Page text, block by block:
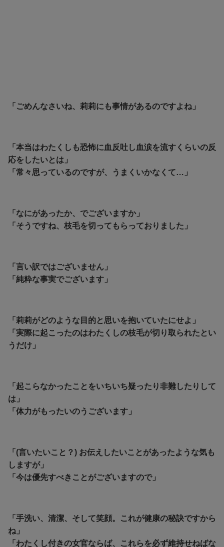
「ごめんなさいね、莉莉にも事情があるのですよね」
「本当はわたくしも恐怖に血反吐し血涙を流すくらいの反
応をしたいとは」
「常々思っているのですが、うまくいかなくて…」
「なにがあったか、でございますか」
「そうですね、枝毛を切ってもらっておりました」
「言い訳ではございません」
「純粋な事実でございます」
「莉莉がどのような目的と思いを抱いていたにせよ」
「実際に起こったのはわたくしの枝毛が切り取られたとい
うだけ」
「起こらなかったことをいちいち疑ったり非難したりして
は」
「体力がもったいのうございます」
「(言いたいこと？) お伝えしたいことがあったような気も
しますが」
「今は優先すべきことがございますので」
「手洗い、清潔、そして笑顔。これが健康の秘訣ですから
ね」
「わたくし付きの女官ならば、これらを必ず維持せねばな